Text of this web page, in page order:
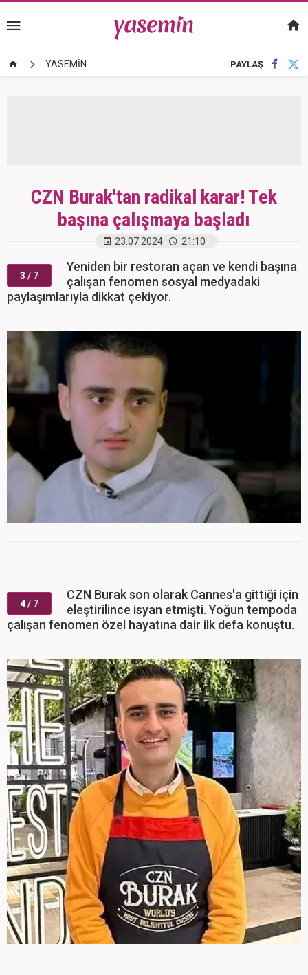
YASEMİN PAYLAŞ
CZN Burak'tan radikal karar! Tek
başına çalışmaya başladı
23.07.2024 21:10
3 / 7
Yeniden bir restoran açan ve kendi başına
çalışan fenomen sosyal medyadaki
paylaşımlarıyla dikkat çekiyor.
4/ 7
CZN Burak son olarak Cannes'a gittiği için
eleştirilince isyan etmişti. Yoğun tempoda
çalışan fenomen özel hayatına dair ilk defa konuştu.